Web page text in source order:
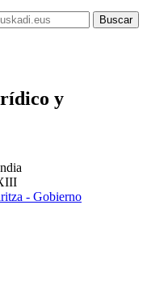
y
- Gobierno